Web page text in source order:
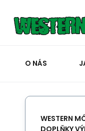
O NÁS
WESTERN
DOPLŇKY